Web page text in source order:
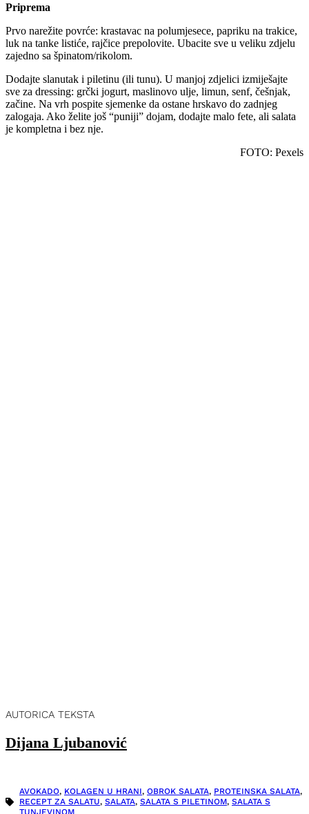
Priprema
Prvo narežite povrće: krastavac na polumjesece, papriku na trakice,
luk na tanke listiće, rajčice prepolovite. Ubacite sve u veliku zdjelu
zajedno sa špinatom/rikolom.
Dodajte slanutak i piletinu (ili tunu). U manjoj zdjelici izmiješajte
sve za dressing: grčki jogurt, maslinovo ulje, limun, senf, češnjak,
začine. Na vrh pospite sjemenke da ostane hrskavo do zadnjeg
zalogaja. Ako želite još “puniji” dojam, dodajte malo fete, ali salata
je kompletna i bez nje.
FOTO: Pexels
AUTORICA TEKSTA
Dijana Ljubanović
AVOKADO, KOLAGEN U HRANI, OBROK SALATA, PROTEINSKA SALATA,
RECEPT ZA SALATU, SALATA, SALATA S PILETINOM, SALATA S